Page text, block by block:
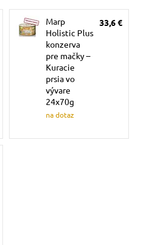
Marp
Holistic Plus
konzerva
pre mačky –
Kuracie
prsia vo
vývare
24x70g
na dotaz
33,6 €